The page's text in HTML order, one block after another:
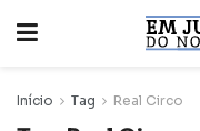
Início Tag Real Circo